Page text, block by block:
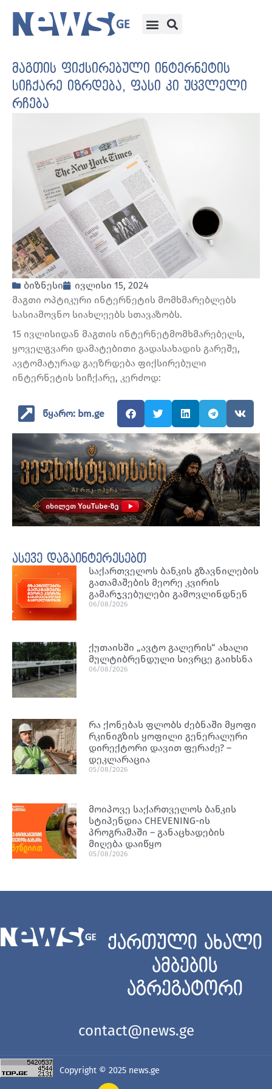
მაგთის ფიქსირებული ინტერნეტის
სიჩქარე იზრდება, ფასი კი უცვლელი
რჩება
ბიზნესი
ივლისი 15, 2024
მაგთი ოპტიკური ინტერნეტის მომხმარებლებს
სასიამოვნო სიახლეებს სთავაზობს.
15 ივლისიდან მაგთის ინტერნეტმომხმარებელს,
ყოველგვარი დამატებითი გადასახადის გარეშე,
ავტომატურად გაეზრდება ფიქსირებული
ინტერნეტის სიჩქარე, კერძოდ:
წყარო: bm.ge
ასევე დაგაინტერესებთ
საქართველოს ბანკის გზავნილების
გათამაშების მეორე კვირის
გამარჯვებულები გამოვლინდნენ
06/08/2026
ქუთაისში „ავტო გალერის“ ახალი
მულტიბრენდული სივრცე გაიხსნა
06/08/2026
რა ქონებას ფლობს ძებნაში მყოფი
რკინიგზის ყოფილი გენერალური
დირექტორი დავით ფერაძე? –
დეკლარაცია
05/08/2026
მოიპოვე საქართველოს ბანკის
სტიპენდია CHEVENING-ის
პროგრამაში – განაცხადების
მიღება დაიწყო
05/08/2026
ქართული ახალი
ამბების
აგრეგატორი
contact@news.ge
Copyright © 2025 news.ge